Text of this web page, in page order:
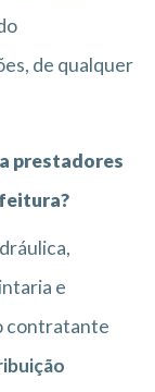
de qualquer
prestadores
e
contratante